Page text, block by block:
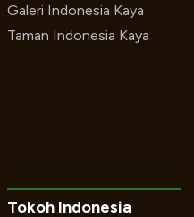
Galeri Indonesia Kaya
Taman Indonesia Kaya
Tokoh Indonesia